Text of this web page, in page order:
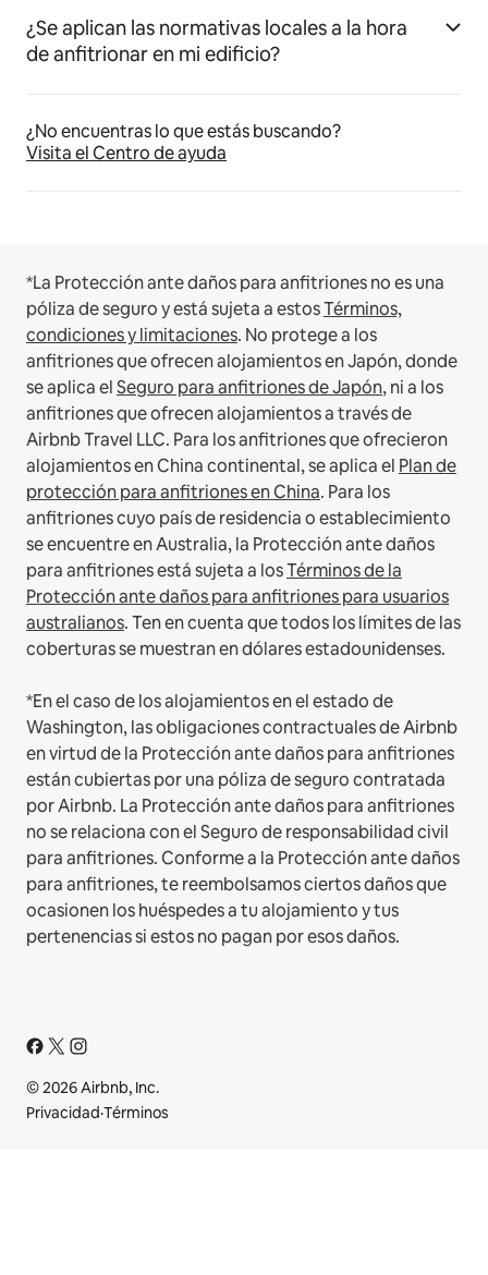
¿Se aplican las normativas locales a la hora
de anfitrionar en mi edificio?
¿No encuentras lo que estás buscando?
Visita el Centro de ayuda
*La Protección ante daños para anfitriones no es una
póliza de seguro y está sujeta a estosTérminos,
condiciones y limitaciones. No protege a los
anfitriones que ofrecen alojamientos en Japón, donde
se aplica elSeguro para anfitriones de Japón, ni a los
anfitriones que ofrecen alojamientos a través de
Airbnb Travel LLC. Para los anfitriones que ofrecieron
alojamientos en China continental, se aplica el Plan de
protección para anfitriones en China. Para los
anfitriones cuyo país de residencia o establecimiento
se encuentre en Australia, la Protección ante daños
para anfitriones está sujeta a losTérminos de la
Protección ante daños para anfitriones para usuarios
australianos. Ten en cuenta que todos los límites de las
coberturas se muestran en dólares estadounidenses.
*En el caso de los alojamientos en el estado de
Washington, las obligaciones contractuales de Airbnb
en virtud de la Protección ante daños para anfitriones
están cubiertas por una póliza de seguro contratada
por Airbnb. La Protección ante daños para anfitriones
no se relaciona con el Seguro de responsabilidad civil
para anfitriones. Conforme a la Protección ante daños
para anfitriones, te reembolsamos ciertos daños que
ocasionen los huéspedes a tu alojamiento y tus
pertenencias si estos no pagan por esos daños.
© 2026 Airbnb, Inc.
Privacidad·Términos